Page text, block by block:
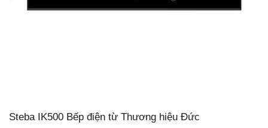
Steba IK500 Bếp điện từ Thương hiệu Đức